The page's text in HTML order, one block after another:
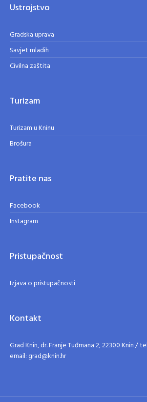
Ustrojstvo
Gradska uprava
Savjet mladih
Civilna zaštita
Turizam
Turizam u Kninu
Brošura
Pratite nas
Facebook
Instagram
Pristupačnost
Izjava o pristupačnosti
Kontakt
Grad Knin, dr. Franje Tuđmana 2, 22300 Knin /
email: grad@knin.hr